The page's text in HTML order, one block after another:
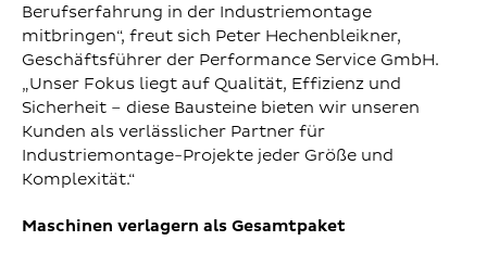
Berufserfahrung in der Industriemontage
mitbringen“, freut sich Peter Hechenbleikner,
Geschäftsführer der Performance Service GmbH.
„Unser Fokus liegt auf Qualität, Effizienz und
Sicherheit – diese Bausteine bieten wir unseren
Kunden als verlässlicher Partner für
Industriemontage-Projekte jeder Größe und
Komplexität.“
Maschinen verlagern als Gesamtpaket